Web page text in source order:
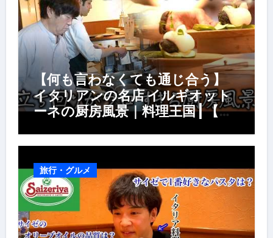
【何も言わなくても通じ合う】
イタリアンの名店 イルギオット
ーネの厨房風景｜料理王国 | 【厨
風景】
旅行・グルメ